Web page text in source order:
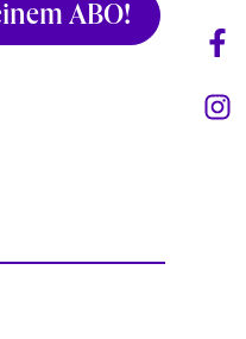
ABO!